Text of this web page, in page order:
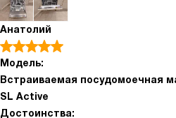
интеллектуальному датчику сушки
действительно сухой, даже
обычно остаются влажными в
камера из нержавеющей стали не
легко очищается — никаких пятен
эксплуатации. Удобно, что панель
это просто лаконичная фасадная
Анатолий
Модель:
Встраиваемая посудомоечная
SL Active
Достоинства: